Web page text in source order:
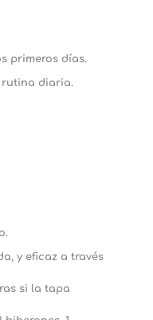
primeros días.
rutina diaria.
y eficaz a través
si la tapa